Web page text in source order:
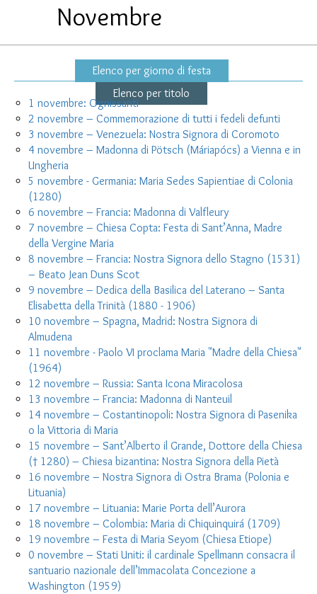
Novembre
Elenco per giorno di festa
Elenco per titolo
1 novembre: Ognissanti
2 novembre – Commemorazione di tutti i fedeli defunti
3 novembre – Venezuela: Nostra Signora di Coromoto
4 novembre – Madonna di Pötsch (Máriapócs) a Vienna e in
Ungheria
5 novembre - Germania: Maria Sedes Sapientiae di Colonia
(1280)
6 novembre – Francia: Madonna di Valfleury
7 novembre – Chiesa Copta: Festa di Sant’Anna, Madre
della Vergine Maria
8 novembre – Francia: Nostra Signora dello Stagno (1531)
– Beato Jean Duns Scot
9 novembre – Dedica della Basilica del Laterano – Santa
Elisabetta della Trinità (1880 - 1906)
10 novembre – Spagna, Madrid: Nostra Signora di
Almudena
11 novembre - Paolo VI proclama Maria "Madre della Chiesa"
(1964)
12 novembre – Russia: Santa Icona Miracolosa
13 novembre – Francia: Madonna di Nanteuil
14 novembre – Costantinopoli: Nostra Signora di Pasenika
o la Vittoria di Maria
15 novembre – Sant’Alberto il Grande, Dottore della Chiesa
(† 1280) – Chiesa bizantina: Nostra Signora della Pietà
16 novembre – Nostra Signora di Ostra Brama (Polonia e
Lituania)
17 novembre – Lituania: Marie Porta dell’Aurora
18 novembre – Colombia: Maria di Chiquinquirá (1709)
19 novembre – Festa di Maria Seyom (Chiesa Etiope)
0 novembre – Stati Uniti: il cardinale Spellmann consacra il
santuario nazionale dell’Immacolata Concezione a
Washington (1959)